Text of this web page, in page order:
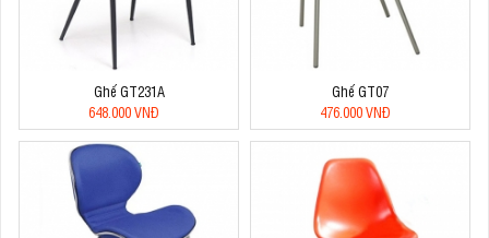
Ghế GT231A
648.000 VNĐ
Ghế GT07
476.000 VNĐ